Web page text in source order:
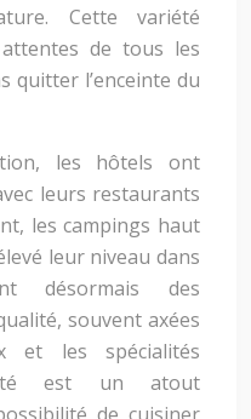
Cette variété
de tous les
quitter l’enceinte du
les hôtels ont
leurs restaurants
les campings haut
leur niveau dans
désormais des
souvent axées
et les spécialités
est un atout